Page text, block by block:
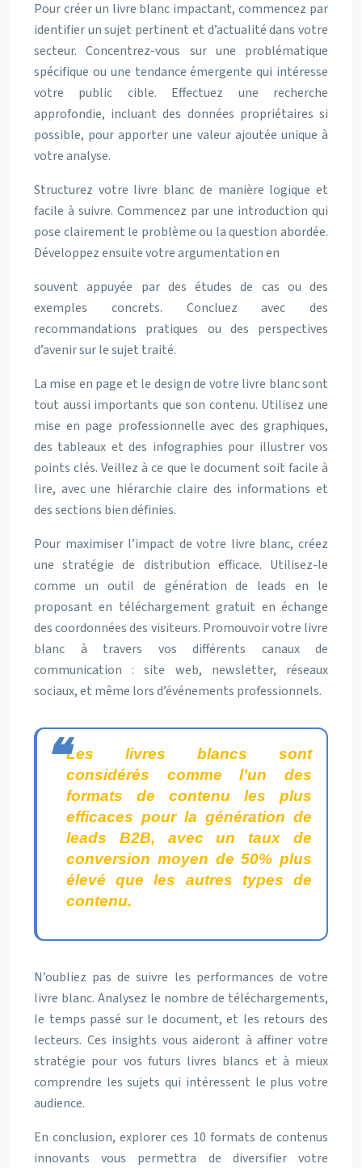
Pour créer un livre blanc impactant, commencez par
identifier un sujet pertinent et d’actualité dans votre
secteur. Concentrez-vous sur une problématique
spécifique ou une tendance émergente qui intéresse
votre public cible. Effectuez une recherche
approfondie, incluant des données propriétaires si
possible, pour apporter une valeur ajoutée unique à
votre analyse.
Structurez votre livre blanc de manière logique et
facile à suivre. Commencez par une introduction qui
pose clairement le problème ou la question abordée.
Développez ensuite votre argumentation en
souvent appuyée par des études de cas ou des
exemples concrets. Concluez avec des
recommandations pratiques ou des perspectives
d’avenir sur le sujet traité.
La mise en page et le design de votre livre blanc sont
tout aussi importants que son contenu. Utilisez une
mise en page professionnelle avec des graphiques,
des tableaux et des infographies pour illustrer vos
points clés. Veillez à ce que le document soit facile à
lire, avec une hiérarchie claire des informations et
des sections bien définies.
Pour maximiser l’impact de votre livre blanc, créez
une stratégie de distribution efficace. Utilisez-le
comme un outil de génération de leads en le
proposant en téléchargement gratuit en échange
des coordonnées des visiteurs. Promouvoir votre livre
blanc à travers vos différents canaux de
communication : site web, newsletter, réseaux
sociaux, et même lors d’événements professionnels.
Les livres blancs sont
considérés comme l’un des
formats de contenu les plus
efficaces pour la génération de
leads B2B, avec un taux de
conversion moyen de 50% plus
élevé que les autres types de
contenu.
N’oubliez pas de suivre les performances de votre
livre blanc. Analysez le nombre de téléchargements,
le temps passé sur le document, et les retours des
lecteurs. Ces insights vous aideront à affiner votre
stratégie pour vos futurs livres blancs et à mieux
comprendre les sujets qui intéressent le plus votre
audience.
En conclusion, explorer ces 10 formats de contenus
innovants vous permettra de diversifier votre